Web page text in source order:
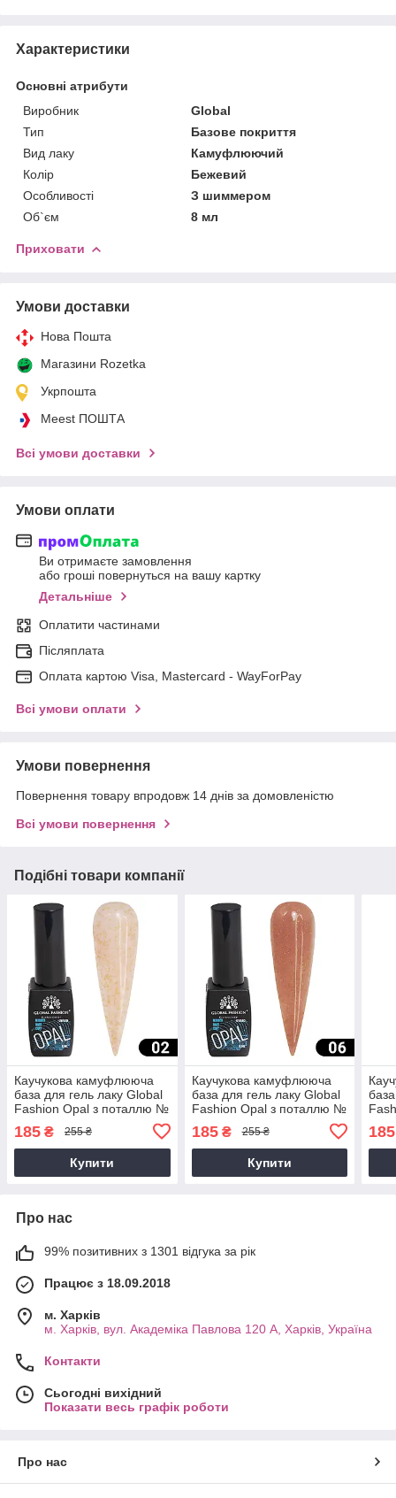
Характеристики
Основні атрибути
Виробник
Global
Тип
Базове покриття
Вид лаку
Камуфлюючий
Колір
Бежевий
Особливості
З шиммером
Об`єм
8 мл
Приховати
Умови доставки
Нова Пошта
Магазини Rozetka
Укрпошта
Meest ПОШТА
Всі умови доставки
Умови оплати
Ви отримаєте замовлення
або гроші повернуться на вашу картку
Детальніше
Оплатити частинами
Післяплата
Оплата картою Visa, Mastercard - WayForPay
Всі умови оплати
Умови повернення
Повернення товару впродовж 14 днів за домовленістю
Всі умови повернення
Подібні товари компанії
Каучукова камуфлююча
база для гель лаку Global
Fashion Opal з поталлю №
185 ₴ 255 ₴
Купити
Каучукова камуфлююча
база для гель лаку Global
Fashion Opal з поталлю №
185₴ 255 ₴
Купити
185
Про нас
99% позитивних з 1301 відгука за рік
Працює з 18.09.2018
м. Харків
м. Харків, вул. Академіка Павлова 120 А, Харків, Україна
Контакти
Сьогодні вихідний
Показати весь графік роботи
Про нас